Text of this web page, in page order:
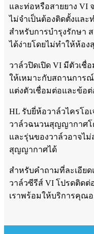
และท่อหรือสายยาง VI
ไม่จำเป็นต้องติดตั้งแล
สำหรับการบำรุงรักษา
ได้ง่ายโดยไม่ทำให้ห้อ
วาล์วปิดเปิด VI มีตัวเ
ให้เหมาะกับสถานการ
แต่งตัวเชื่อมต่อและข้อ
HL รับยี่ห้อวาล์วไครโ
วาล์วฉนวนสุญญากาศโ
และรุ่นของวาล์วอาจไ
สุญญากาศได้
สำหรับคำถามที่ละเอียด
วาล์วซีรีส์ VI โปรดติดต่อ
เราพร้อมให้บริการคุณอ